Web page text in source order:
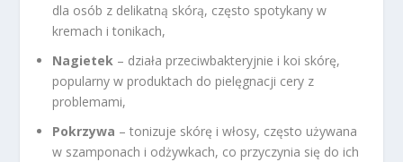
dla osób z delikatną skórą, często spotykany w
kremach i tonikach,
Nagietek – działa przeciwbakteryjnie i koi skórę,
popularny w produktach do pielęgnacji cery z
problemami,
Pokrzywa – tonizuje skórę i włosy, często używana
w szamponach i odżywkach, co przyczynia się do ich